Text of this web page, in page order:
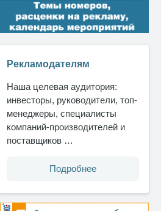
Рекламодателям
Наша целевая аудитория:
инвесторы, руководители, топ-
менеджеры, специалисты
компаний-производителей и
поставщиков …
Подробнее